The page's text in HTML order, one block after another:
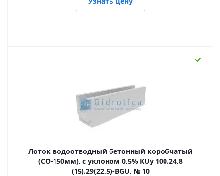
Лоток водоотводный бетонный коробчатый
(СО-150мм), с уклоном 0,5% КUу 100.24,8
(15).29(22,5)-BGU, № 10